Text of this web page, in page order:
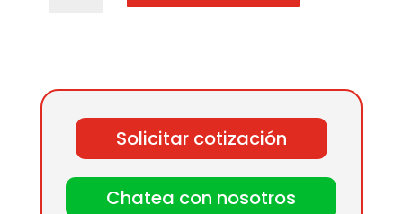
Solicitar cotización
Chatea con nosotros